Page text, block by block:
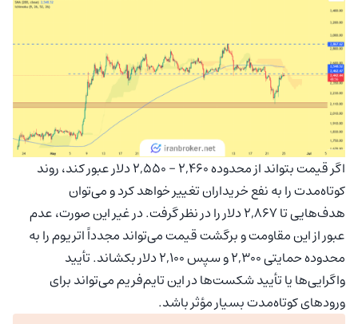
اگر قیمت بتواند از محدوده ۲,۴۶۰ – ۲,۵۵۰ دلار عبور کند، روند
کوتاه‌مدت را به نفع خریداران تغییر خواهد کرد و می‌توان
هدف‌هایی تا ۲,۸۶۷ دلار را در نظر گرفت. در غیر این صورت، عدم
عبور از این مقاومت و برگشت قیمت می‌تواند مجدداً اتریوم را به
محدوده حمایتی ۲,۳۰۰ و سپس ۲,۱۰۰ دلار بکشاند. تأیید
واگرایی‌ها یا تأیید شکست‌ها در این تایم‌فریم می‌تواند برای
ورودهای کوتاه‌مدت بسیار مؤثر باشد.